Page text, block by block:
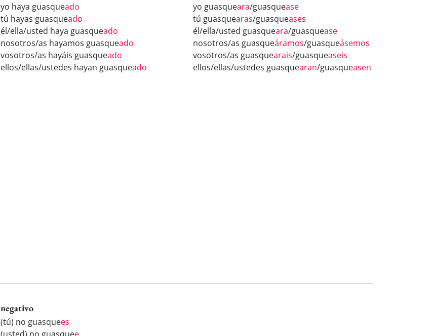
yo haya guasqueado
tú hayas guasqueado
él/ella/usted haya guasqueado
nosotros/as hayamos guasqueado
vosotros/as hayáis guasqueado
ellos/ellas/ustedes hayan guasqueado
yo guasqueara/guasquease
tú guasquearas/guasqueases
él/ella/usted guasqueara/guasquease
nosotros/as guasqueáramos/guasqueásemos
vosotros/as guasquearais/guasqueaseis
ellos/ellas/ustedes guasquearan/guasqueasen
negativo
(tú) no guasquees